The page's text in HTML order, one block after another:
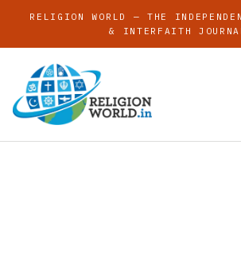
RELIGION WORLD — THE
& INTERFAITH